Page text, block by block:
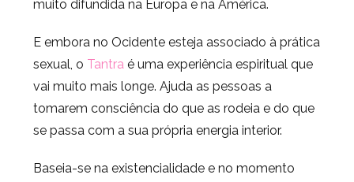
muito difundida na Europa e na América.
E embora no Ocidente esteja associado à prática
sexual, o Tantra é uma experiência espiritual que
vai muito mais longe. Ajuda as pessoas a
tomarem consciência do que as rodeia e do que
se passa com a sua própria energia interior.
Baseia-se na existencialidade e no momento